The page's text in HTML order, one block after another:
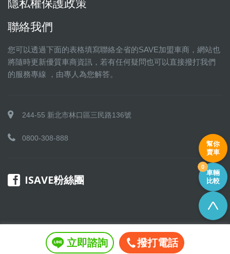
立即諮詢 撥打電話
隱私權保護政策
聯絡我們
您可以透過下面的表格填寫聯絡全省的SAVE加盟車商，網站也
將隨時更新優質車商資訊，若有任何疑問也可以直接撥打我們
的服務專線 ，由專人為您解答。
244-55 新北市林口區三民路136號
0800-308-888
ISAVE粉絲團
Copyright © 2016 SAVE 聯盟 All rights reserved.
幫你
賣車
車輛
比較
0